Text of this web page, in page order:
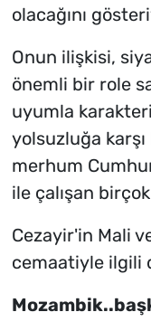
olacağını
Onun ilişkisi,
önemli bir role
uyumla
yolsuzluğa
merhum
ile çalışan
Cezayir'in Mali
cemaatiyle ilgili